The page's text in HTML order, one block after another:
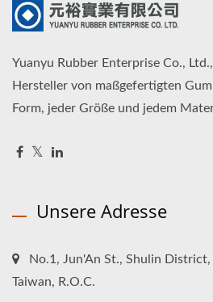
Yuanyu Rubber Enterprise Co.,
Hersteller von maßgefertigten
Form, jeder Größe und jedem
Unsere Adresse
No.1, Jun'An St., Shulin
Taiwan, R.O.C.